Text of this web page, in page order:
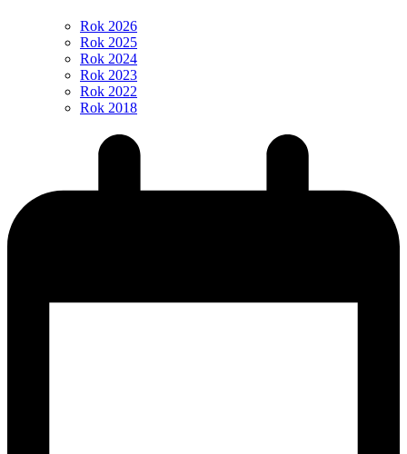
Rok 2026
Rok 2025
Rok 2024
Rok 2023
Rok 2022
Rok 2018